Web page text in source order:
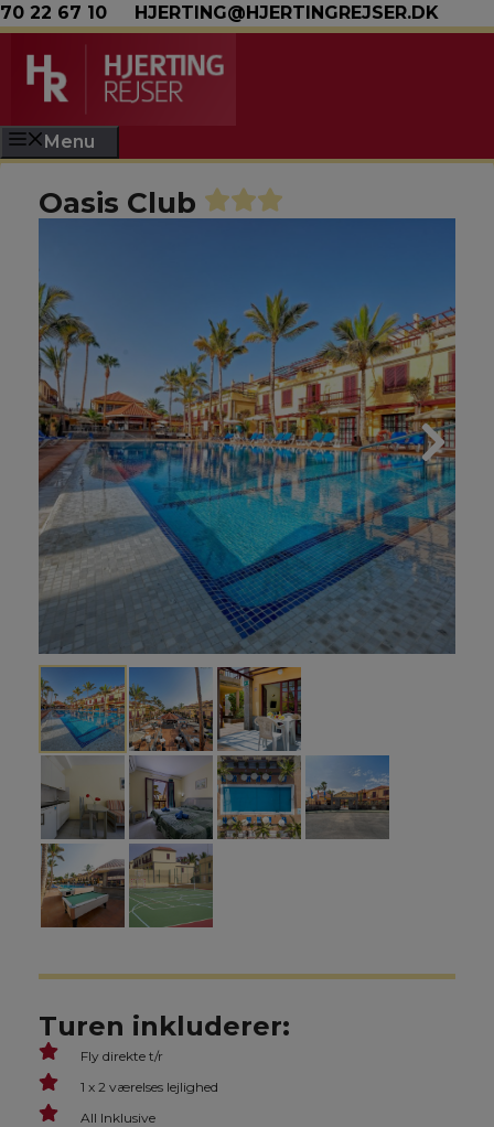
Hop til indhold
70 22 67 10 HJERTING@HJERTINGREJSER.DK
Menu
Oasis Club
Turen inkluderer:
Fly direkte t/r
1 x 2 værelses lejlighed
All Inklusive